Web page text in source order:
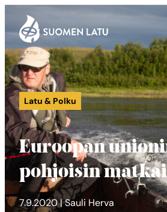
Siirry
suoraan
sisältöön
Suomen Latu
Latu & Polku
Euroopan
pohjoisin
7.9.2020 | Sauli Herva